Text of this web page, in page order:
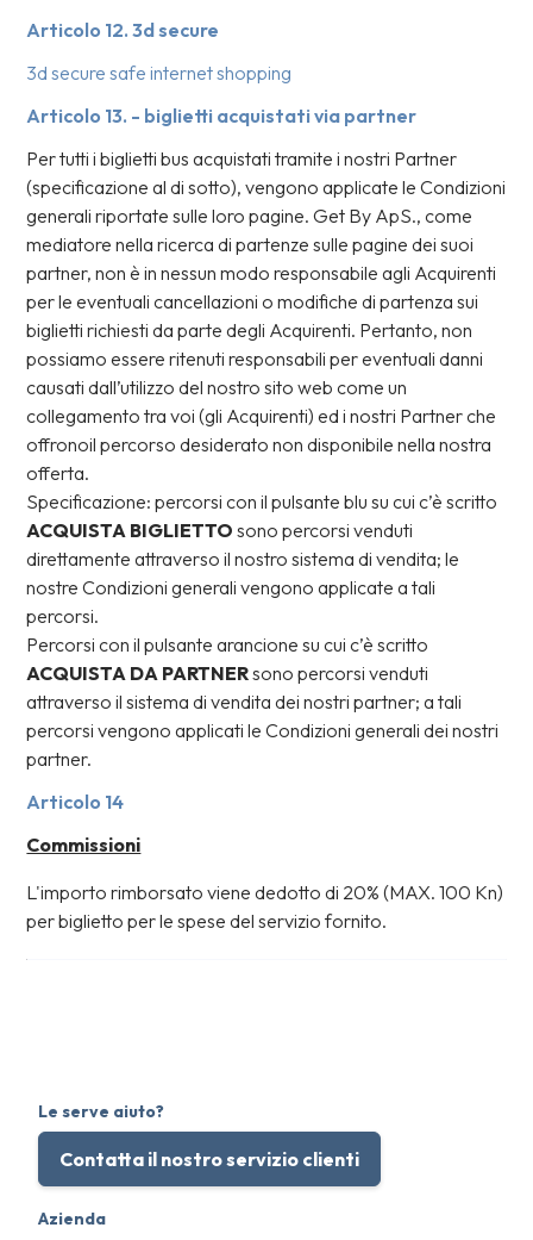
Articolo 12. 3d secure
3d secure safe internet shopping
Articolo 13. - biglietti acquistati via partner
Per tutti i biglietti bus acquistati tramite i nostri Partner
(specificazione al di sotto), vengono applicate le Condizioni
generali riportate sulle loro pagine. Get By ApS., come
mediatore nella ricerca di partenze sulle pagine dei suoi
partner, non è in nessun modo responsabile agli Acquirenti
per le eventuali cancellazioni o modifiche di partenza sui
biglietti richiesti da parte degli Acquirenti. Pertanto, non
possiamo essere ritenuti responsabili per eventuali danni
causati dall’utilizzo del nostro sito web come un
collegamento tra voi (gli Acquirenti) ed i nostri Partner che
offronoil percorso desiderato non disponibile nella nostra
offerta.
Specificazione: percorsi con il pulsante blu su cui c’è scritto
ACQUISTA BIGLIETTO sono percorsi venduti
direttamente attraverso il nostro sistema di vendita; le
nostre Condizioni generali vengono applicate a tali
percorsi.
Percorsi con il pulsante arancione su cui c’è scritto
ACQUISTA DA PARTNERsono percorsi venduti
attraverso il sistema di vendita dei nostri partner; a tali
percorsi vengono applicati le Condizioni generali dei nostri
partner.
Articolo 14
Commissioni
L'importo rimborsato viene dedotto di 20% (MAX. 100 Kn)
per biglietto per le spese del servizio fornito.
Le serve aiuto?
Contatta il nostro servizio clienti
Azienda